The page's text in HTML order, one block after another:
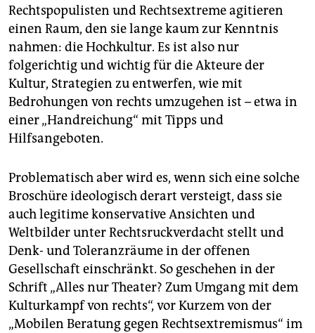
Rechtspopulisten und Rechtsextreme agitieren
einen Raum, den sie lange kaum zur Kenntnis
nahmen: die Hochkultur. Es ist also nur
folgerichtig und wichtig für die Akteure der
Kultur, Strategien zu entwerfen, wie mit
Bedrohungen von rechts umzugehen ist – etwa in
einer „Handreichung“ mit Tipps und
Hilfsangeboten.
Problematisch aber wird es, wenn sich eine solche
Broschüre ideologisch derart versteigt, dass sie
auch legitime konservative Ansichten und
Weltbilder unter Rechtsruckverdacht stellt und
Denk- und Toleranzräume in der offenen
Gesellschaft einschränkt. So geschehen in der
Schrift „Alles nur Theater? Zum Umgang mit dem
Kulturkampf von rechts“, vor Kurzem von der
„Mobilen Beratung gegen Rechtsextremismus“ im